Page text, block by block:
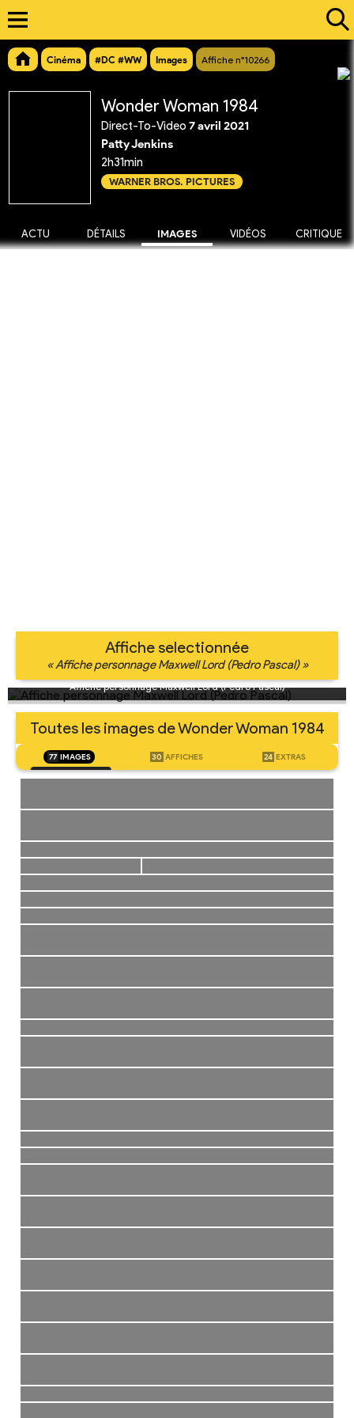
Cinéma #DC #WW Images Affiche n°10266
Wonder Woman 1984
Direct-To-Video 7 avril 2021
Patty Jenkins
2h31min
WARNER BROS. PICTURES
ACTU DÉTAILS IMAGES VIDÉOS CRITIQUE
Affiche selectionnée
« Affiche personnage Maxwell Lord (Pedro Pascal) »
Affiche personnage Maxwell Lord (Pedro Pascal)
Toutes les images de Wonder Woman 1984
77 IMAGES 30 AFFICHES 24 EXTRAS